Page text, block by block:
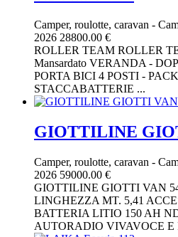
Camper, roulotte, caravan -
2026 28800.00 €
ROLLER TEAM ROLLER
Mansardato VERANDA -
PORTA BICI 4 POSTI -
STACCABATTERIE ...
GIOTTILINE
Camper, roulotte, caravan -
2026 59000.00 €
GIOTTILINE GIOTTI VAN
LINGHEZZA MT. 5,41
BATTERIA LITIO 150 AH
AUTORADIO VIVAVOCE E